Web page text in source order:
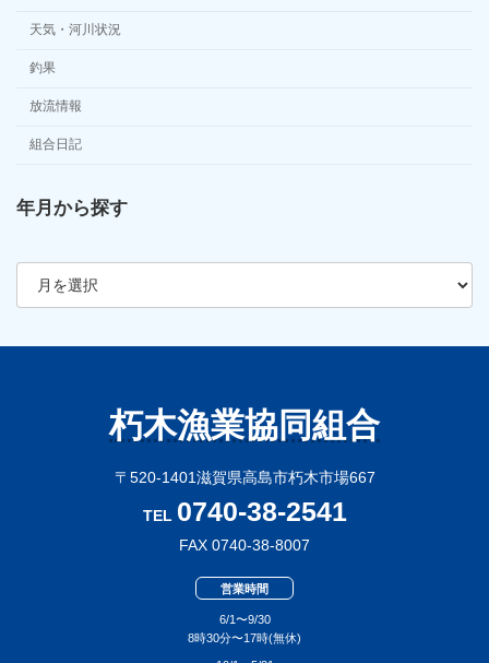
天気・河川状況
釣果
放流情報
組合日記
年月から探す
ア
朽木漁業協同組合
〒520-1401滋賀県高島市朽木市場667
TEL 0740-38-2541
FAX 0740-38-8007
営業時間
6/1〜9/30
8時30分〜17時(無休)